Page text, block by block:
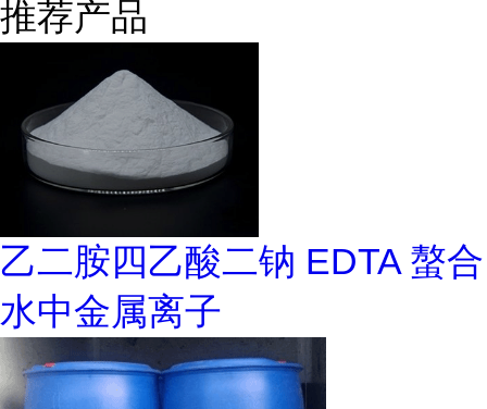
推荐产品
乙二胺四乙酸二钠 EDTA 螯合
水中金属离子